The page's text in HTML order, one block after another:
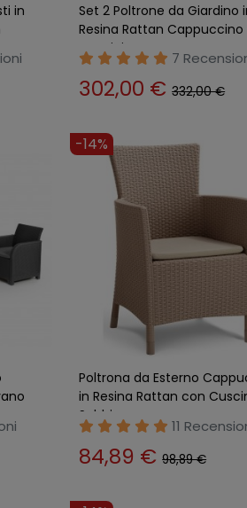
in
Set 2 Poltrone da Giardino
Resina Rattan
Cuscini
7
302,00 €332,00 €
-14%
Poltrona da Esterno
in Resina Rattan con
Sabbia
11
84,89 €98,89 €